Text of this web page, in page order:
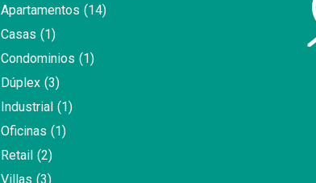
Apartamentos (14)
Casas (1)
Condominios (1)
Dúplex (3)
Industrial (1)
Oficinas (1)
Retail (2)
Villas (3)